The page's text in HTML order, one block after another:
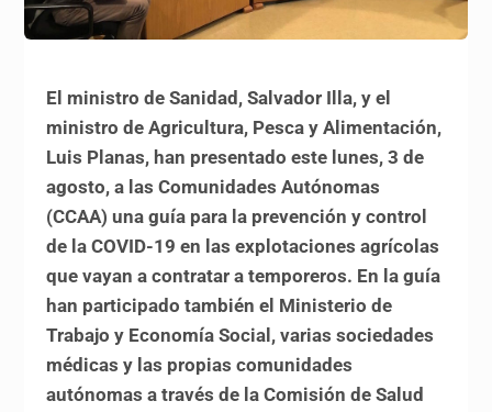
El ministro de Sanidad, Salvador Illa, y el
ministro de Agricultura, Pesca y Alimentación,
Luis Planas, han presentado este lunes, 3 de
agosto, a las Comunidades Autónomas
(CCAA) una guía para la prevención y control
de la COVID-19 en las explotaciones agrícolas
que vayan a contratar a temporeros. En la guía
han participado también el Ministerio de
Trabajo y Economía Social, varias sociedades
médicas y las propias comunidades
autónomas a través de la Comisión de Salud